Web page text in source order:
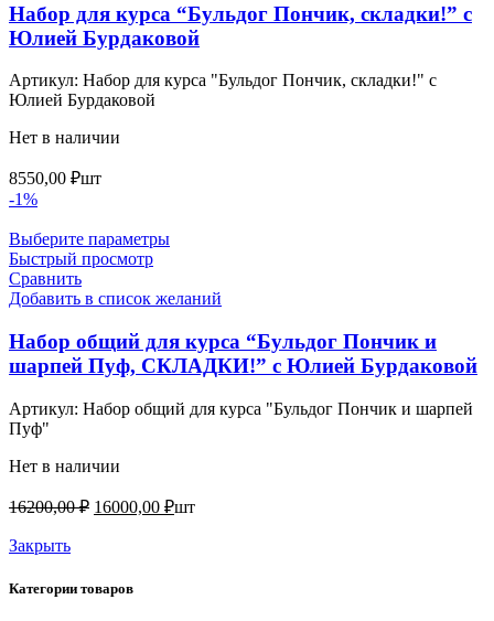
Набор для курса “Бульдог Пончик, складки!” с
Юлией Бурдаковой
Артикул: Набор для курса "Бульдог Пончик, складки!" с
Юлией Бурдаковой
Нет в наличии
8550,00 ₽шт
-1%
Выберите параметры
Быстрый просмотр
Сравнить
Добавить в список желаний
Набор общий для курса “Бульдог Пончик и
шарпей Пуф, СКЛАДКИ!” с Юлией Бурдаковой
Артикул: Набор общий для курса "Бульдог Пончик и шарпей
Пуф"
Нет в наличии
16200,00₽ Первоначальная
16000,00 ₽Текущая
шт
Закрыть
Категории товаров